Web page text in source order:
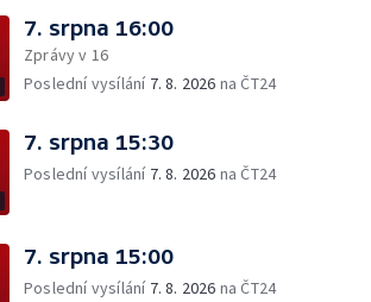
7. srpna 16:00
Zprávy v 16
Poslední vysílání 7. 8. 2026 na ČT24
7. srpna 15:30
Poslední vysílání 7. 8. 2026 na ČT24
7. srpna 15:00
Poslední vysílání 7. 8. 2026 na ČT24